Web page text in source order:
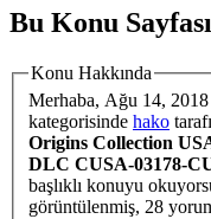
Bu Konu
Konu Hakkında
Merhaba, Ağu 14, 2018
kategorisinde hako
Origins Collection
DLC CUSA-03178-
başlıklı konuyu okuyorsunuz. Bu konu şimdiye